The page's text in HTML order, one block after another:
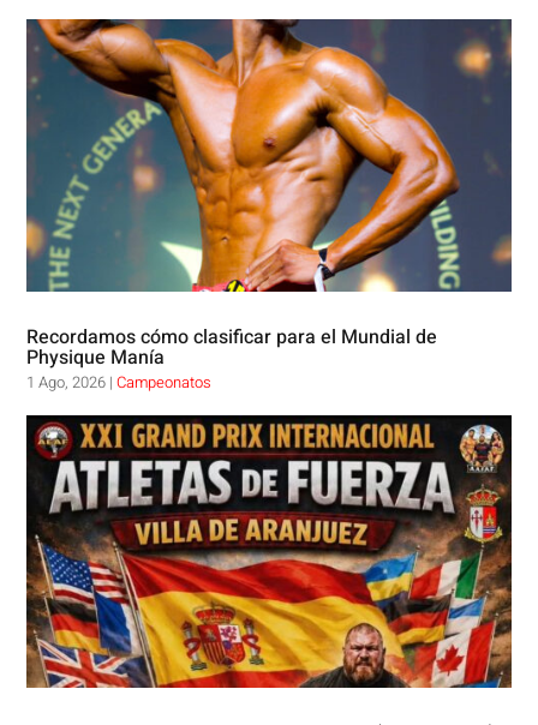
Recordamos cómo clasificar para el Mundial de
Physique Manía
1 Ago, 2026 |Campeonatos